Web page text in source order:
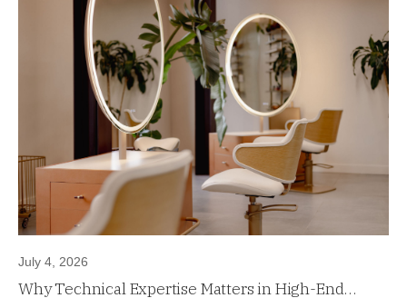
July 4, 2026
Why Technical Expertise Matters in High-End